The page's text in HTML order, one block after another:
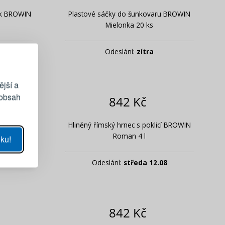
a
Plastové sáčky do šunkovaru BROWIN
Mielonka 20 ks
Odeslání: zítra
s
842 Kč
Hliněný římský hrnec s poklicí BROWIN
Roman 4 l
Odeslání: středa 12.08
842 Kč